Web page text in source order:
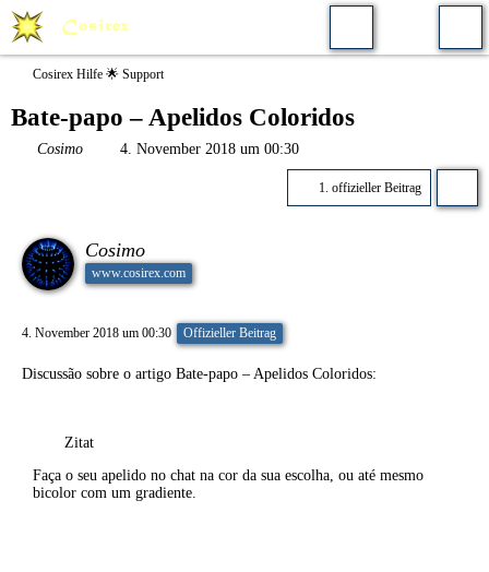
Cosirex Hilfe 🌟 Support
Bate-papo – Apelidos Coloridos
Cosimo 4. November 2018 um 00:30
1. offizieller Beitrag
Cosimo
www.cosirex.com
4. November 2018 um 00:30 Offizieller Beitrag
Discussão sobre o artigo Bate-papo – Apelidos Coloridos:
Zitat
Faça o seu apelido no chat na cor da sua escolha, ou até mesmo
bicolor com um gradiente.